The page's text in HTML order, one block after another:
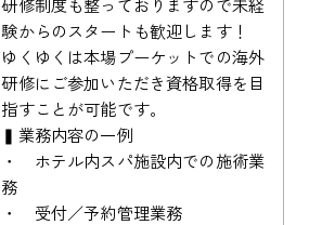
験からのスタートも歓迎します！
ゆくゆくは本場プーケットでの海外
研修にご参加いただき資格取得を目
指すことが可能です。
▍業務内容の一例
・ ホテル内スパ施設内での施術業
務
・ 受付／予約管理業務